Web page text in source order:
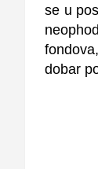
se u
dobar